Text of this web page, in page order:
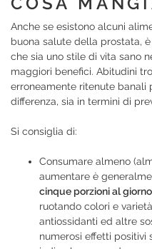
Anche se esistono alcuni
buona salute della prostata,
che sia uno stile di vita sano
maggiori benefici. Abitudini
erroneamente ritenute banali
differenza, sia in termini di
Si consiglia di:
Consumare almeno
aumentare è
cinque porzioni al
ruotando colori e
antiossidanti ed altre
numerosi effetti positivi